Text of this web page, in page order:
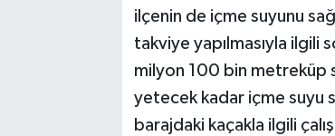
ilçenin de içme suyunu
takviye yapılmasıyla ilgili
milyon 100 bin metreküp
yetecek kadar içme suyu
barajdaki kaçakla ilgili